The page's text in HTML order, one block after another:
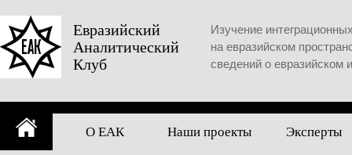
to
content
Евразийский
Аналитический
Клуб
Изучение
на евразийском
сведений о евразийском
О ЕАК Наши проекты Эксперты